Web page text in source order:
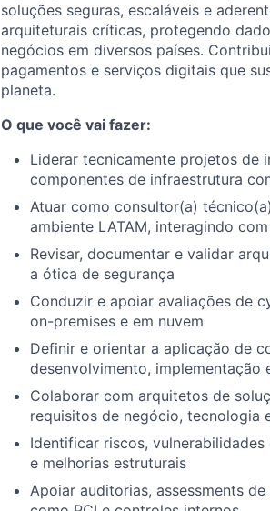
soluções seguras, escaláveis e
arquiteturais críticas, protegendo
negócios em diversos países.
pagamentos e serviços digitais que
planeta.
O que você vai fazer:
Liderar tecnicamente projetos de
componentes de infraestrutura
Atuar como consultor(a)
ambiente LATAM, interagindo
Revisar, documentar e validar
a ótica de segurança
Conduzir e apoiar avaliações de
on-premises e em nuvem
Definir e orientar a aplicação de
desenvolvimento, implementação
Colaborar com arquitetos de
requisitos de negócio, tecnologia
Identificar riscos,
e melhorias estruturais
Apoiar auditorias, assessments